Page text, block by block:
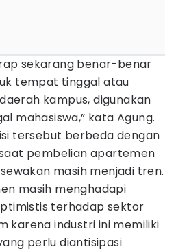
sekarang benar-benar
tempat tinggal atau
kampus, digunakan
mahasiswa,” kata Agung.
tersebut berbeda dengan
pembelian apartemen
masih menjadi tren.
masih menghadapi
terhadap sektor
karena industri ini memiliki
perlu diantisipasi